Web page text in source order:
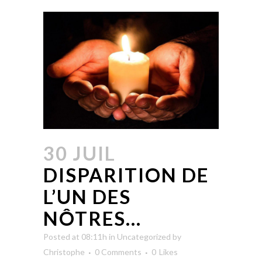
30 JUIL
DISPARITION DE
L’UN DES
NÔTRES…
Posted at 08:11h in Uncategorized by
Christophe
0 Comments 0 Likes